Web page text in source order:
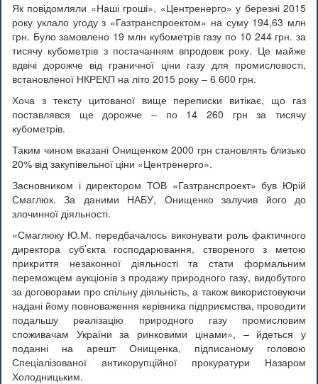
Як повідомляли «Наші гроші», «Центренерго» у березні 2015
року уклало угоду з «Газтранспроектом» на суму 194,63 млн
грн. Було замовлено 19 млн кубометрів газу по 10 244 грн. за
тисячу кубометрів з постачанням впродовж року. Це майже
вдвічі дорожче від граничної ціни газу для промисловості,
встановленої НКРЕКП на літо 2015 року – 6 600 грн.
Хоча з тексту цитованої вище переписки витікає, що газ
поставлявся ще дорожче – по 14 260 грн за тисячу
кубометрів.
Таким чином вказані Онищенком 2000 грн становлять близько
20% від закупівельної ціни «Центренерго».
Засновником і директором ТОВ «Газтранспроект» був Юрій
Смаглюк. За даними НАБУ, Онищенко залучив його до
злочинної діяльності.
«Смаглюку Ю.М. передбачалось виконувати роль фактичного
директора суб’єкта господарювання, створеного з метою
прикриття незаконної діяльності та стати формальним
переможцем аукціонів з продажу природного газу, видобутого
за договорами про спільну діяльність, а також використовуючи
надані йому повноваження керівника підприємства, проводити
подальшу реалізацію природного газу промисловим
споживачам України за ринковими цінами», – йдеться у
поданні на арешт Онищенка, підписаному головою
Спеціалізованої антикорупційної прокуратури Назаром
Холодницьким.